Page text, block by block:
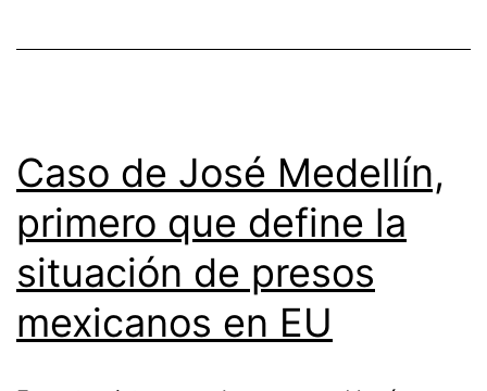
Caso de José Medellín,
primero que define la
situación de presos
mexicanos en EU